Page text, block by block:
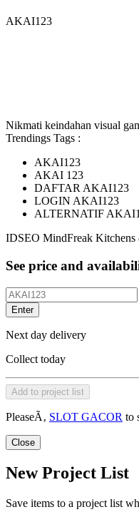
AKAI123
Nikmati keindahan visual
Trendings Tags :
AKAI123
AKAI 123
DAFTAR AKAI123
LOGIN AKAI123
ALTERNATIF
IDSEO MindFreak Kitchens
See price and
Enter
Next day delivery
Collect today
Add to project list
PleaseÃ‚ SLOT GACOR to
Close
New Project List
Save items to a project list